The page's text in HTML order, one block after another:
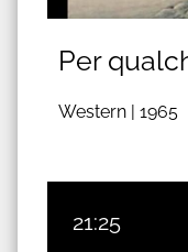
Per
Western | 1965
21:25